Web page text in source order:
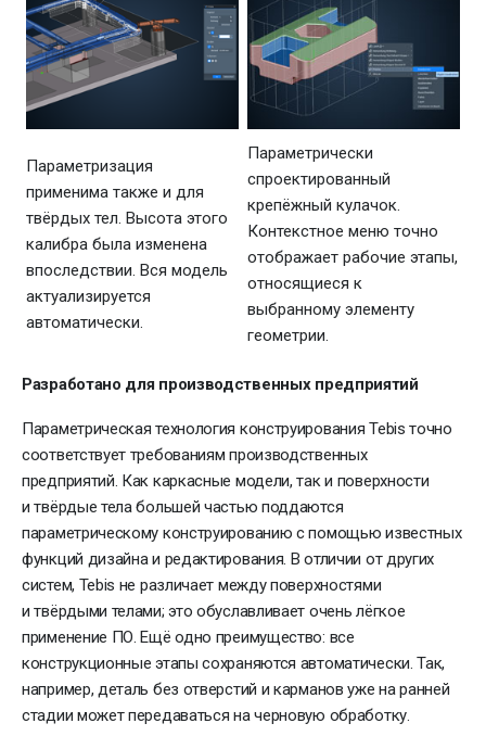
Параметризация
применима также и для
твёрдых тел. Высота этого
калибра была изменена
впоследствии. Вся модель
актуализируется
автоматически.
Параметрически
спроектированный
крепёжный кулачок.
Контекстное меню точно
отображает рабочие этапы,
относящиеся к
выбранному элементу
геометрии.
Разработано для производственных предприятий
Параметрическая технология конструирования Tebis точно
соответствует требованиям производственных
предприятий. Как каркасные модели, так и поверхности
и твёрдые тела большей частью поддаются
параметрическому конструированию с помощью известных
функций дизайна и редактирования. В отличии от других
систем, Tebis не различает между поверхностями
и твёрдыми телами; это обуславливает очень лёгкое
применение ПО. Ещё одно преимущество: все
конструкционные этапы сохраняются автоматически. Так,
например, деталь без отверстий и карманов уже на ранней
стадии может передаваться на черновую обработку.